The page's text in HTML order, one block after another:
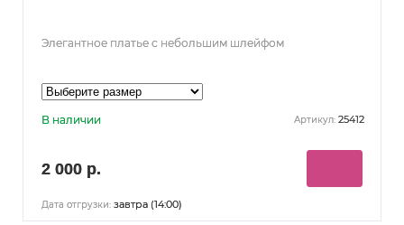
Элегантное платье с небольшим шлейфом
В наличии Артикул: 25412
2 000 р.
Дата отгрузки: завтра (14:00)